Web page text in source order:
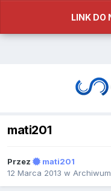
LINK DO
mati201
Przez
mati201
12 Marca 2013 w Archiwum